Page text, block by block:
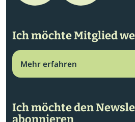
Ich möchte Mitglied
Mehr erfahren
Ich möchte den